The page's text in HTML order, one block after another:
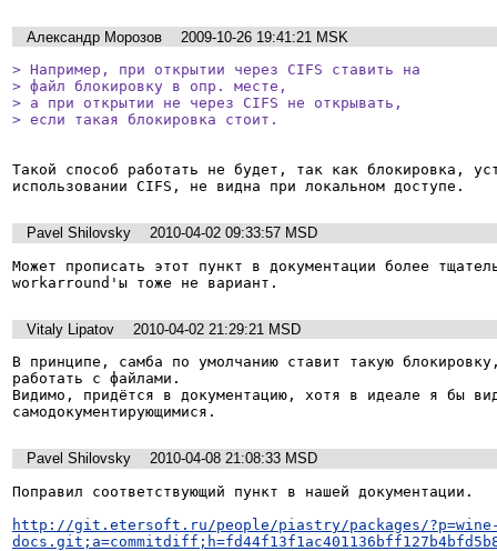
Александр Морозов
2009-10-26 19:41:21 MSK
> Например, при открытии через CIFS ставить на
> файл блокировку в опр. месте,
> а при открытии не через CIFS не открывать,
> если такая блокировка стоит.
Такой способ работать не будет, так как блокировка,
Pavel Shilovsky
2010-04-02 09:33:57 MSD
Может прописать этот пункт в документации более
workarround'ы тоже не вариант.
Vitaly Lipatov
2010-04-02 21:29:21 MSD
В принципе, самба по умолчанию ставит такую
работать с файлами.
Видимо, придётся в документацию, хотя в идеале я бы
самодокументирующимися.
Pavel Shilovsky
2010-04-08 21:08:33 MSD
Поправил соответствующий пункт в нашей документации.
http://git.etersoft.ru/people/piastry/packages/